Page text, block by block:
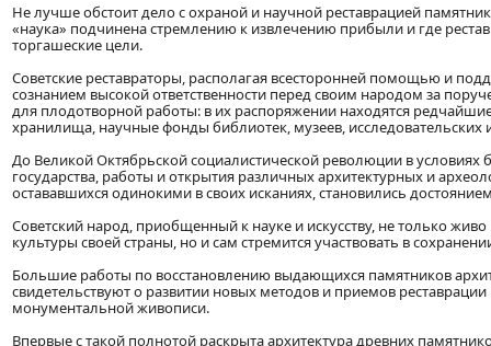
Не лучше обстоит дело с охраной и научной реставрацией
«наука» подчинена стремлению к извлечению прибыли и где
торгашеские цели.
Советские реставраторы, располагая всесторонней помощью и
сознанием высокой ответственности перед своим народом за
для плодотворной работы: в их распоряжении находятся
хранилища, научные фонды библиотек, музеев, исследовательских
До Великой Октябрьской социалистической революции в условиях
государства, работы и открытия различных архитектурных и
остававшихся одинокими в своих исканиях, становились
Советский народ, приобщенный к науке и искусству, не только
культуры своей страны, но и сам стремится участвовать в
Большие работы по восстановлению выдающихся памятников
свидетельствуют о развитии новых методов и приемов
монументальной живописи.
Впервые с такой полнотой раскрыта архитектура древних